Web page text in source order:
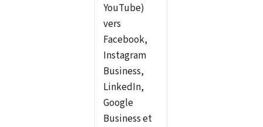
YouTube)
vers
Facebook,
Instagram
Business,
LinkedIn,
Google
Business et